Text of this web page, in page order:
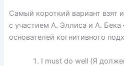
Самый короткий вариант взят
с участием А. Эллиса и А.
основателей когнитивного
I must do well (Я